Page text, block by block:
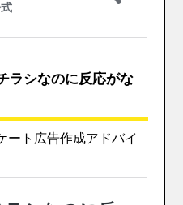
シなのに反応がな
ート広告作成アドバイ